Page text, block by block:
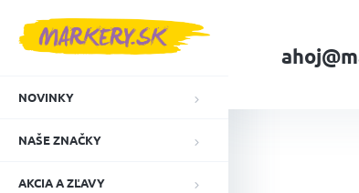
NOVINKY
NAŠE ZNAČKY
AKCIA A ZĽAVY